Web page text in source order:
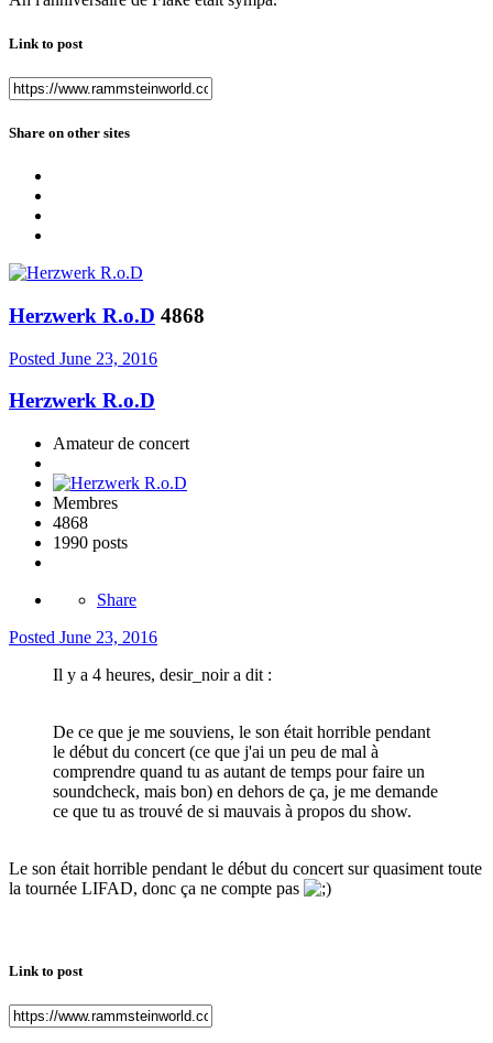
Link to post
Share on other sites
Herzwerk R.o.D 4868
Posted June 23, 2016
Herzwerk R.o.D
Amateur de concert
Membres
4868
1990 posts
Share
Posted June 23, 2016
Il y a 4 heures, desir_noir a dit :
De ce que je me souviens, le son était horrible pendant
le début du concert (ce que j'ai un peu de mal à
comprendre quand tu as autant de temps pour faire un
soundcheck, mais bon) en dehors de ça, je me demande
ce que tu as trouvé de si mauvais à propos du show.
Le son était horrible pendant le début du concert sur quasiment toute
la tournée LIFAD, donc ça ne compte pas
Link to post